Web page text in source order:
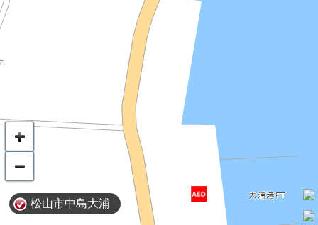
松山市中島大浦